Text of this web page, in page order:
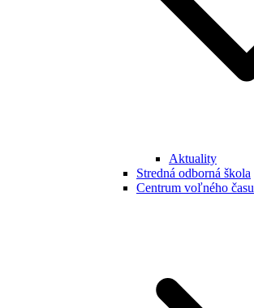
Aktuality
Stredná odborná škola
Centrum voľného času